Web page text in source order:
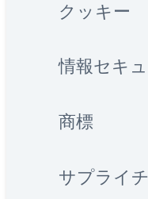
クッキー
情報セキ
商標
サプライ